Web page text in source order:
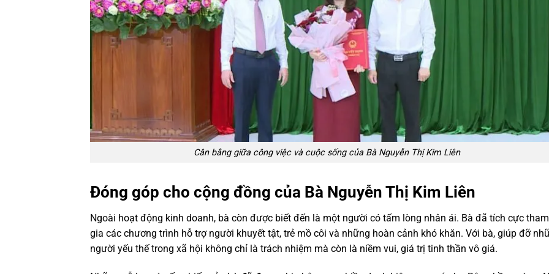
Cân bằng giữa công việc và cuộc sống của Bà Nguyễn Thị Kim Liên
Đóng góp cho cộng đồng của Bà Nguyễn Thị Kim Liên
Ngoài hoạt động kinh doanh, bà còn được biết đến là một người có tấm lòng nhân ái. Bà đã tích cực tham
gia các chương trình hỗ trợ người khuyết tật, trẻ mồ côi và những hoàn cảnh khó khăn. Với bà, giúp đỡ
người yếu thế trong xã hội không chỉ là trách nhiệm mà còn là niềm vui, giá trị tinh thần vô giá.